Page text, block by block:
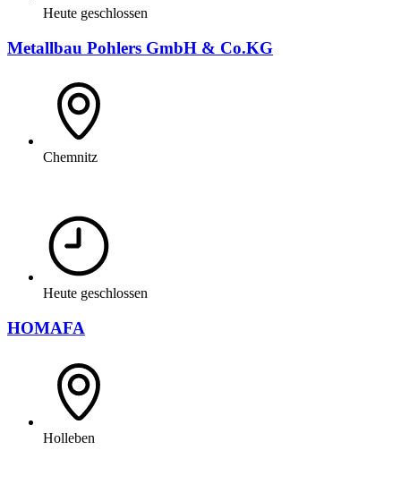
Heute geschlossen
Metallbau Pohlers GmbH & Co.KG
Chemnitz
Heute geschlossen
HOMAFA
Holleben